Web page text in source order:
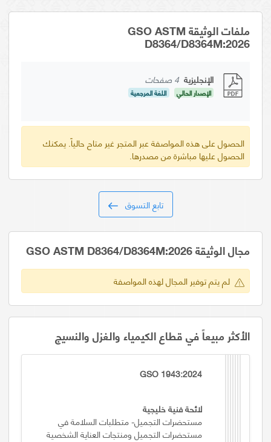
ملفات الوثيقة GSO ASTM
D8364/D8364M:2026
الإنجليزية 4 صفحات
الإصدار الحالي اللغة المرجعية
الحصول على هذه المواصفة عبر المتجر غير متاح حالياً. يمكنك
الحصول عليها مباشرة من مصدرها.
تابع التسوق
مجال الوثيقة GSO ASTM D8364/D8364M:2026
لم يتم توفير المجال لهذه المواصفة
الأكثر مبيعاً في قطاع الكيمياء والغزل والنسيج
GSO 1943:2024
لائحة فنية خليجية
مستحضرات التجميل- متطلبات السلامة في
مستحضرات التجميل ومنتجات العناية الشخصية